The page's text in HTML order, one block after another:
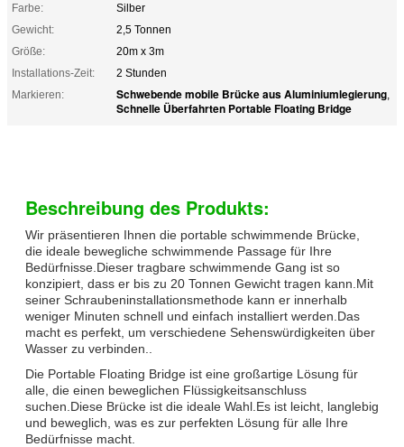
Farbe:
Silber
Gewicht:
2,5 Tonnen
Größe:
20m x 3m
Installations-Zeit:
2 Stunden
Markieren:
Schwebende mobile Brücke aus Aluminiumlegierung,
Schnelle Überfahrten Portable Floating Bridge
Beschreibung des Produkts:
Wir präsentieren Ihnen die portable schwimmende Brücke,
die ideale bewegliche schwimmende Passage für Ihre
Bedürfnisse.Dieser tragbare schwimmende Gang ist so
konzipiert, dass er bis zu 20 Tonnen Gewicht tragen kann.Mit
seiner Schraubeninstallationsmethode kann er innerhalb
weniger Minuten schnell und einfach installiert werden.Das
macht es perfekt, um verschiedene Sehenswürdigkeiten über
Wasser zu verbinden..
Die Portable Floating Bridge ist eine großartige Lösung für
alle, die einen beweglichen Flüssigkeitsanschluss
suchen.Diese Brücke ist die ideale Wahl.Es ist leicht, langlebig
und beweglich, was es zur perfekten Lösung für alle Ihre
Bedürfnisse macht.